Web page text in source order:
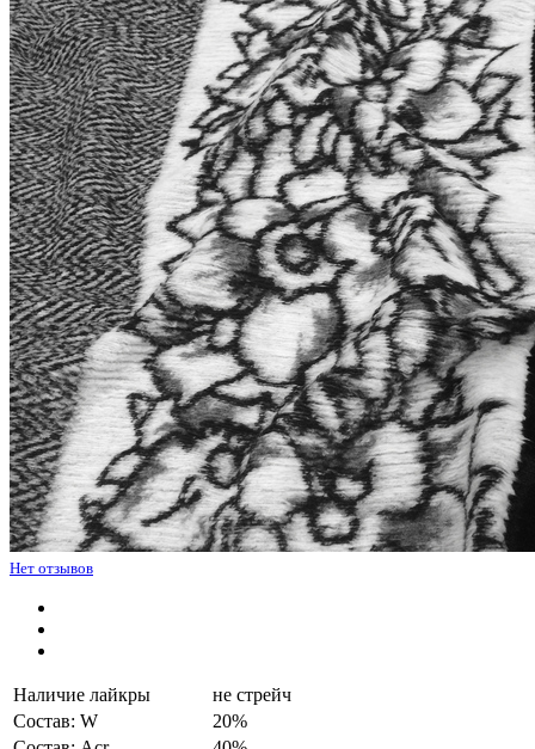
Нет отзывов
Наличие лайкры
не стрейч
Состав: W
20%